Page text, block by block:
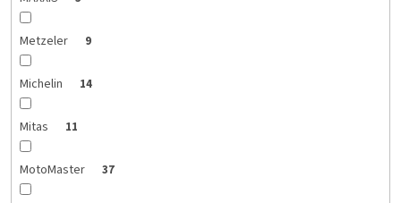
Metzeler 9
Michelin 14
Mitas 11
MotoMaster 37